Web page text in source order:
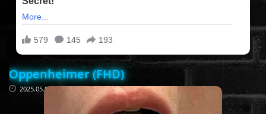
FELIRATOS FILMEK
AKCIÓ
Oppenheimer (FHD)
2025.05.05